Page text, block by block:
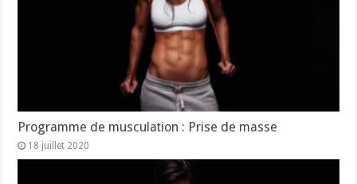
Programme de musculation : Prise de masse
18 juillet 2020